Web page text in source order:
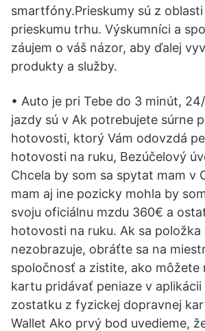
smartfóny.Prieskumy sú z
prieskumu trhu. Výskumníci a
záujem o váš názor, aby ďalej
produkty a služby.
• Auto je pri Tebe do 3 minút,
jazdy sú v Ak potrebujete súrne
hotovosti, ktorý Vám odovzdá
hotovosti na ruku, Bezúčelový
Chcela by som sa spytat mam v
mam aj ine pozicky mohla by
svoju oficiálnu mzdu 360€ a
hotovosti na ruku. Ak sa položka
nezobrazuje, obráťte sa na
spoločnosť a zistite, ako môžete
kartu pridávať peniaze v aplikácii
zostatku z fyzickej dopravnej
Wallet Ako prvý bod uvedieme,